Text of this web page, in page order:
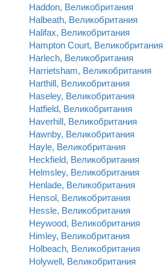
Haddon, Великобритания
Halbeath, Великобритания
Halifax, Великобритания
Hampton Court, Великобритания
Harlech, Великобритания
Harrietsham, Великобритания
Harthill, Великобритания
Haseley, Великобритания
Hatfield, Великобритания
Haverhill, Великобритания
Hawnby, Великобритания
Hayle, Великобритания
Heckfield, Великобритания
Helmsley, Великобритания
Henlade, Великобритания
Hensol, Великобритания
Hessle, Великобритания
Heywood, Великобритания
Himley, Великобритания
Holbeach, Великобритания
Holywell, Великобритания